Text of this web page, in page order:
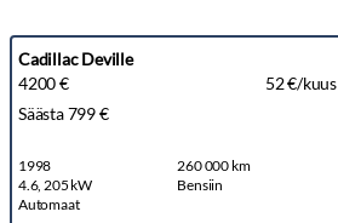
Cadillac Deville
4200 €
52 €/kuus
Säästa 799 €
1998
260 000 km
4.6, 205 kW
Bensiin
Automaat